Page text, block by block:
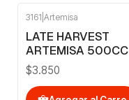
3161 Artemisa
LATE HARVEST
ARTEMISA 500CC
$3.850